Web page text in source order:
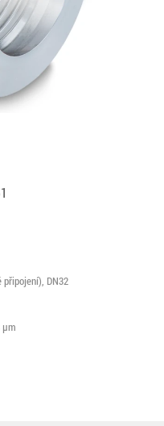
připojení), DN32
µm